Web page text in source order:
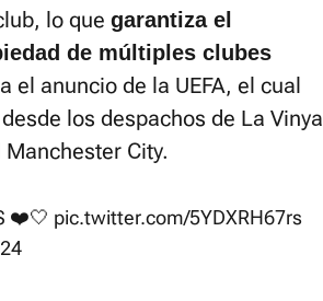
lo que garantiza el
de múltiples clubes
el anuncio de la UEFA, el cual
los despachos de La Vinya
City.
❤️🤍 pic.twitter.com/5YDXRH67rs